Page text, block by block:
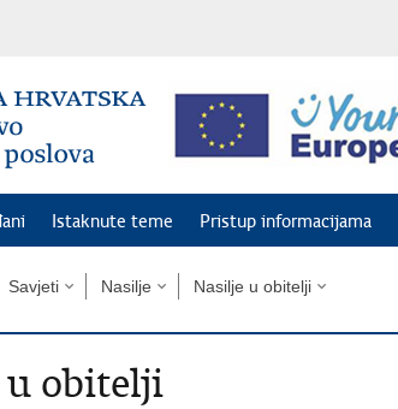
Istaknute teme Pristup informacijama
Savjeti Nasilje Nasilje u obitelji
u obitelji